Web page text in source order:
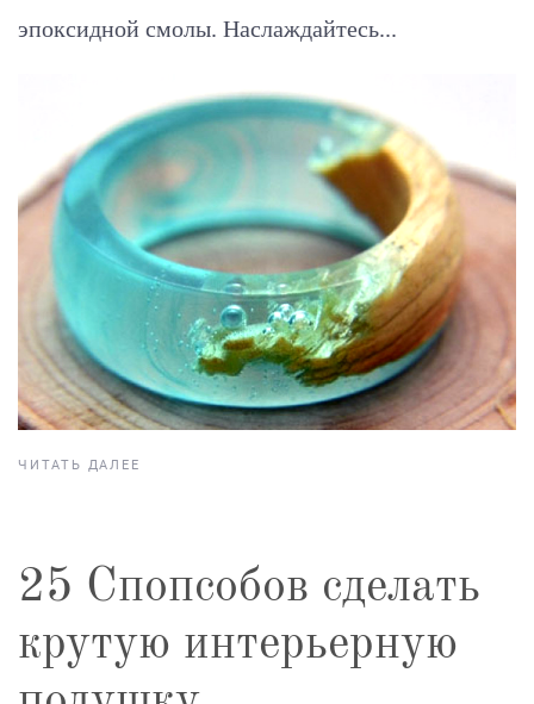
эпоксидной смолы. Наслаждайтесь...
ЧИТАТЬ ДАЛЕЕ
25 Спопсобов сделать
крутую интерьерную